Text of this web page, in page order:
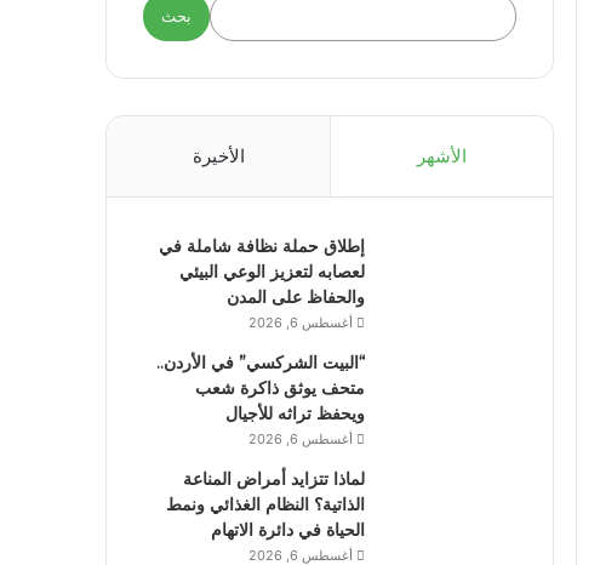
بحث
الأشهر الأخيرة
إطلاق حملة نظافة شاملة في
لعصابه لتعزيز الوعي البيئي
والحفاظ على المدن
أغسطس 6, 2026
“البيت الشركسي” في الأردن..
متحف يوثق ذاكرة شعب
ويحفظ تراثه للأجيال
أغسطس 6, 2026
لماذا تتزايد أمراض المناعة
الذاتية؟ النظام الغذائي ونمط
الحياة في دائرة الاتهام
أغسطس 6, 2026